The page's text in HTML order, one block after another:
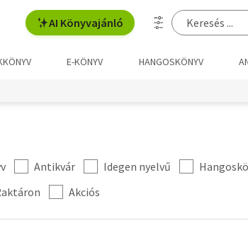
AI Könyvajánló
E-KÖNYV HANGOSKÖNYV
Antikvár Idegen nyelvű
Akciós